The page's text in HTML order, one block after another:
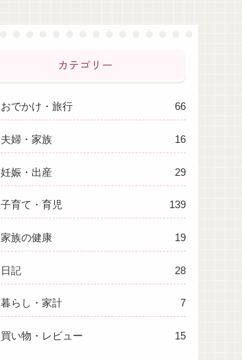
カテゴリー
おでかけ・旅行 66
夫婦・家族 16
妊娠・出産 29
子育て・育児 139
家族の健康 19
日記 28
暮らし・家計 7
買い物・レビュー 15